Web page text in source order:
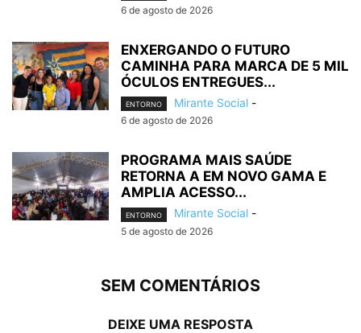
6 de agosto de 2026
ENXERGANDO O FUTURO
CAMINHA PARA MARCA DE 5 MIL
ÓCULOS ENTREGUES...
ENTORNO Mirante Social -
6 de agosto de 2026
PROGRAMA MAIS SAÚDE
RETORNA A EM NOVO GAMA E
AMPLIA ACESSO...
ENTORNO Mirante Social -
5 de agosto de 2026
SEM COMENTÁRIOS
DEIXE UMA RESPOSTA